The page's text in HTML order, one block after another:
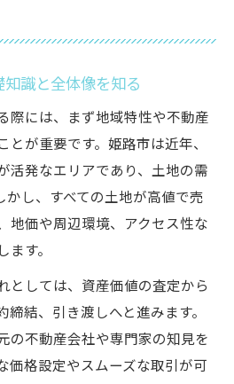
識と全体像を知る
際には、まず地域特性や不動産
とが重要です。姫路市は近年、
活発なエリアであり、土地の需
かし、すべての土地が高値で売
地価や周辺環境、アクセス性な
ます。
としては、資産価値の査定から
結、引き渡しへと進みます。
の不動産会社や専門家の知見を
価格設定やスムーズな取引が可